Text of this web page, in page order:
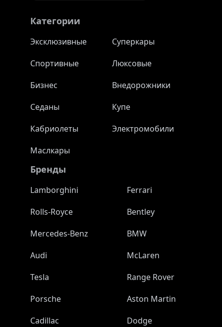
Категории
Эксклюзивные
Суперкары
Спортивные
Люксовые
Бизнес
Внедорожники
Седаны
Купе
Кабриолеты
Электромобили
Маслкары
Бренды
Lamborghini
Ferrari
Rolls-Royce
Bentley
Mercedes-Benz
BMW
Audi
McLaren
Tesla
Range Rover
Porsche
Aston Martin
Cadillac
Dodge